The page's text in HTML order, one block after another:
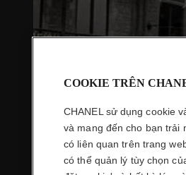
COOKIE TRÊN
CHANEL sử dụng cookie
và mang đến cho bạn trải
có liên quan trên trang
có thể quản lý tùy chọn